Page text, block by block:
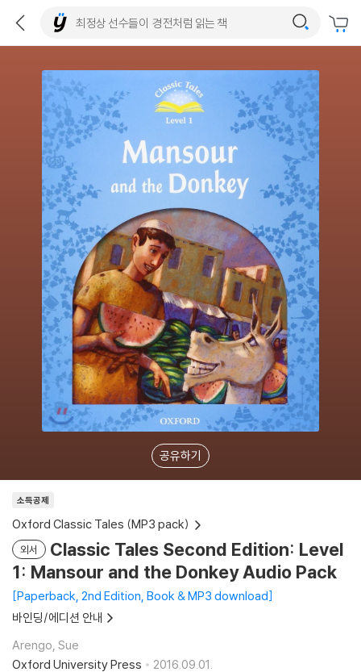
공유하기
소득공제
Oxford Classic Tales (MP3 pack)
외서
Classic Tales Second Edition: Level
1: Mansour and the Donkey Audio Pack
Paperback, 2nd Edition, Book & MP3 download
바인딩/에디션 안내
Arengo, Sue
Oxford University Press
2016.09.01.